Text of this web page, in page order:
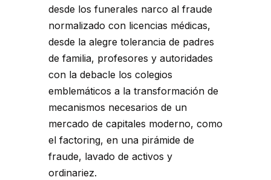
desde los funerales narco al fraude
normalizado con licencias médicas,
desde la alegre tolerancia de padres
de familia, profesores y autoridades
con la debacle los colegios
emblemáticos a la transformación de
mecanismos necesarios de un
mercado de capitales moderno, como
el factoring, en una pirámide de
fraude, lavado de activos y
ordinariez.